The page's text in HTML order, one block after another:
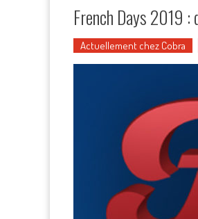
French Days 2019 :
Actuellement chez Cobra